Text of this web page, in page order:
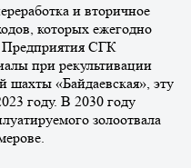
и вторичное
которых ежегодно
Предприятия СГК
при рекультивации
шахты «Байдаевская», эту
году. В 2030 году
золоотвала